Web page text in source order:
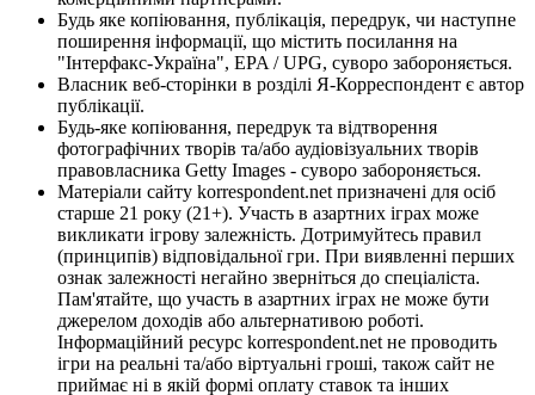
Будь яке копіювання, публікація, передрук, чи наступне
поширення інформації, що містить посилання на
"Інтерфакс-Україна", EPA / UPG, суворо забороняється.
Власник веб-сторінки в розділі Я-Корреспондент є автор
публікації.
Будь-яке копіювання, передрук та відтворення
фотографічних творів та/або аудіовізуальних творів
правовласника Getty Images - суворо забороняється.
Матеріали сайту korrespondent.net призначені для осіб
старше 21 року (21+). Участь в азартних іграх може
викликати ігрову залежність. Дотримуйтесь правил
(принципів) відповідальної гри. При виявленні перших
ознак залежності негайно зверніться до спеціаліста.
Пам'ятайте, що участь в азартних іграх не може бути
джерелом доходів або альтернативою роботі.
Інформаційний ресурс korrespondent.net не проводить
ігри на реальні та/або віртуальні гроші, також сайт не
приймає ні в якій формі оплату ставок та інших